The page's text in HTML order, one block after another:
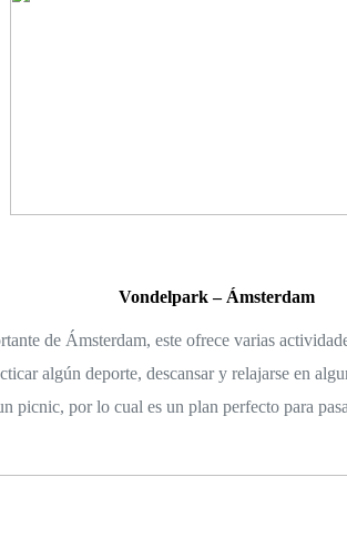
Vondelpark – Ámsterdam
de Ámsterdam, este ofrece varias
algún deporte, descansar y relajarse en
picnic, por lo cual es un plan perfecto para